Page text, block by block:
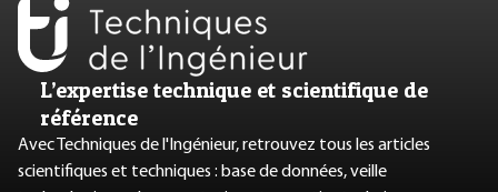
L’expertise technique et scientifique de
référence
Avec Techniques de l'Ingénieur, retrouvez tous les articles
scientifiques et techniques : base de données, veille